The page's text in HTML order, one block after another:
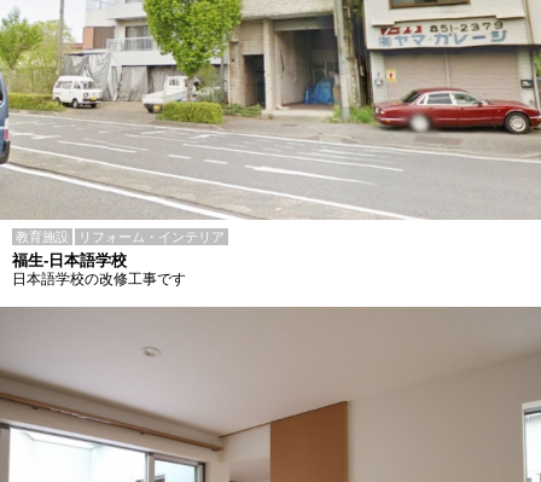
教育施設 リフォーム・インテリア
福生-日本語学校
日本語学校の改修工事です